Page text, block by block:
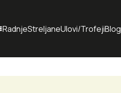
RadnjeStreljaneUlovi/TrofejiBlog